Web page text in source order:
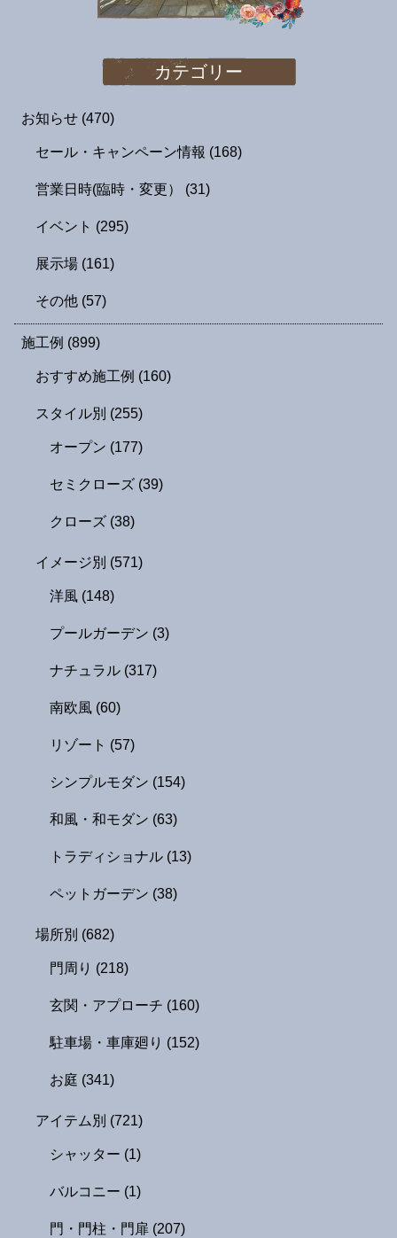
カテゴリー
お知らせ (470)
セール・キャンペーン情報 (168)
営業日時(臨時・変更） (31)
イベント (295)
展示場 (161)
その他 (57)
施工例 (899)
おすすめ施工例 (160)
スタイル別 (255)
オープン (177)
セミクローズ (39)
クローズ (38)
イメージ別 (571)
洋風 (148)
プールガーデン (3)
ナチュラル (317)
南欧風 (60)
リゾート (57)
シンプルモダン (154)
和風・和モダン (63)
トラディショナル (13)
ペットガーデン (38)
場所別 (682)
門周り (218)
玄関・アプローチ (160)
駐車場・車庫廻り (152)
お庭 (341)
アイテム別 (721)
シャッター (1)
バルコニー (1)
門・門柱・門扉 (207)